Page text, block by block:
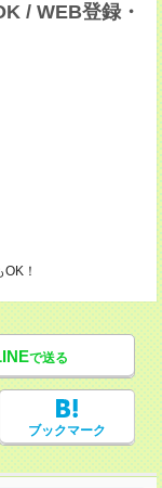
/ WEB登録・
！
で送る
ブックマーク